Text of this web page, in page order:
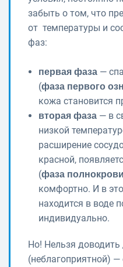
забыть о том, что
от температуры и
фаз:
первая фаза —
(фаза первого
кожа становится
вторая фаза— в
низкой
расширение
красной,
(фаза
комфортно. И в
находится в воде
индивидуально.
Но! Нельзя
(неблагоприятной) —